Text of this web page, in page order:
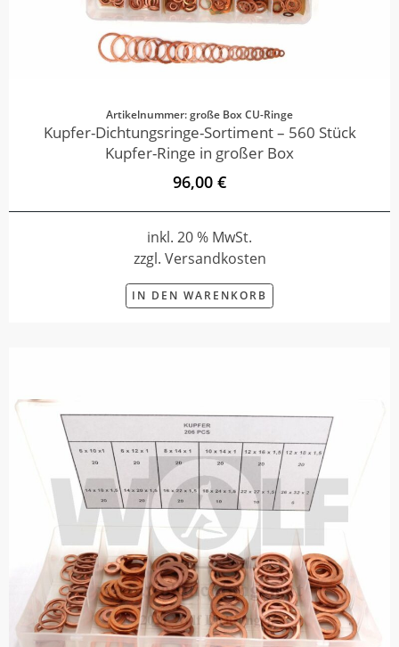
Artikelnummer: große Box CU-Ringe
Kupfer-Dichtungsringe-Sortiment – 560 Stück
Kupfer-Ringe in großer Box
96,00 €
inkl. 20 % MwSt.
zzgl. Versandkosten
IN DEN WARENKORB